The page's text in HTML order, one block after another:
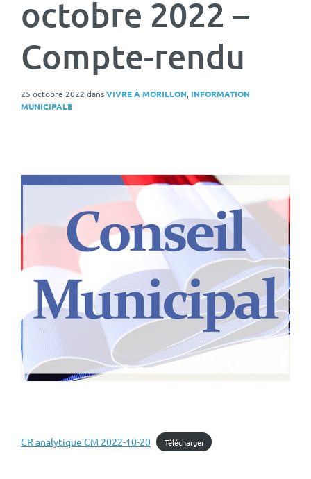
octobre 2022 –
Compte-rendu
25 octobre 2022 dansVIVRE À MORILLON, INFORMATION
MUNICIPALE
CR analytique CM 2022-10-20 Télécharger